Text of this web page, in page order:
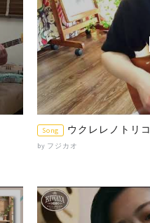
Song ウクレレノトリコ
by フジカオ